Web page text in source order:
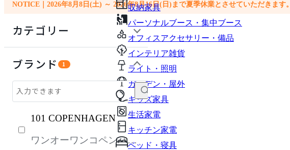
収納家具
パーソナルブース・集中ブース
オフィスアクセサリー・備品
インテリア雑貨
ライト・照明
ガーデン・屋外
キッズ家具
生活家電
キッチン家電
ベッド・寝具
NOTICE｜2026年8月8日(土) ～ 2026年8月16日(日)まで夏季休業とさせていただきます。
カテゴリー
テーブル・デスク
収納家具
ブランド 1
101 COPENHAGEN
ワンオーワンコペンハー